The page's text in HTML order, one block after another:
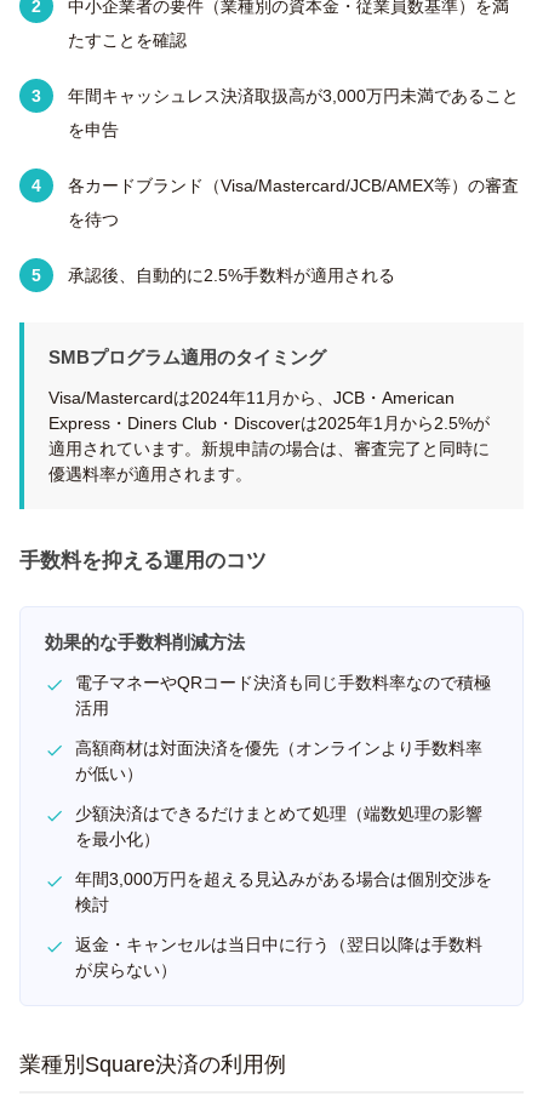
中小企業者の要件（業種別の資本金・従業員数基準）を満
たすことを確認
年間キャッシュレス決済取扱高が3,000万円未満であること
を申告
各カードブランド（Visa/Mastercard/JCB/AMEX等）の審査
を待つ
承認後、自動的に2.5%手数料が適用される
SMBプログラム適用のタイミング
Visa/Mastercardは2024年11月から、JCB・American
Express・Diners Club・Discoverは2025年1月から2.5%が
適用されています。新規申請の場合は、審査完了と同時に
優遇料率が適用されます。
手数料を抑える運用のコツ
効果的な手数料削減方法
電子マネーやQRコード決済も同じ手数料率なので積極
活用
高額商材は対面決済を優先（オンラインより手数料率
が低い）
少額決済はできるだけまとめて処理（端数処理の影響
を最小化）
年間3,000万円を超える見込みがある場合は個別交渉を
検討
返金・キャンセルは当日中に行う（翌日以降は手数料
が戻らない）
業種別Square決済の利用例